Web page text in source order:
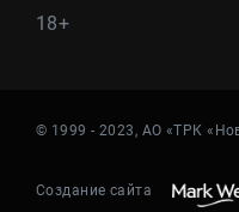
18+
© 1999 - 2023, АО «ТРК
Создание сайта